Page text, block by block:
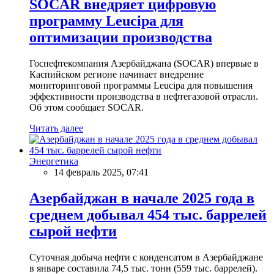
SOCAR внедряет цифровую
программу Leucipa для
оптимизации производства
Госнефтекомпания Азербайджана (SOCAR) впервые в
Каспийском регионе начинает внедрение
мониторинговой программы Leucipa для повышения
эффективности производства в нефтегазовой отрасли.
Об этом сообщает SOCAR.
Читать далее
Энергетика
14 февраль 2025, 07:41
Азербайджан в начале 2025 года в
среднем добывал 454 тыс. баррелей
сырой нефти
Суточная добыча нефти с конденсатом в Азербайджане
в январе составила 74,5 тыс. тонн (559 тыс. баррелей).